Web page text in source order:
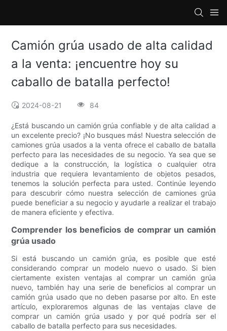
Camión grúa usado de alta calidad
a la venta: ¡encuentre hoy su
caballo de batalla perfecto!
2024-08-21 84
¿Está buscando un camión grúa confiable y de alta calidad a
un excelente precio? ¡No busques más! Nuestra selección de
camiones grúa usados ​​a la venta ofrece el caballo de batalla
perfecto para las necesidades de su negocio. Ya sea que se
dedique a la construcción, la logística o cualquier otra
industria que requiera levantamiento de objetos pesados,
tenemos la solución perfecta para usted. Continúe leyendo
para descubrir cómo nuestra selección de camiones grúa
puede beneficiar a su negocio y ayudarle a realizar el trabajo
de manera eficiente y efectiva.
Comprender los beneficios de comprar un camión
grúa usado
Si está buscando un camión grúa, es posible que esté
considerando comprar un modelo nuevo o usado. Si bien
ciertamente existen ventajas al comprar un camión grúa
nuevo, también hay una serie de beneficios al comprar un
camión grúa usado que no deben pasarse por alto. En este
artículo, exploraremos algunas de las ventajas clave de
comprar un camión grúa usado y por qué podría ser el
caballo de batalla perfecto para sus necesidades.